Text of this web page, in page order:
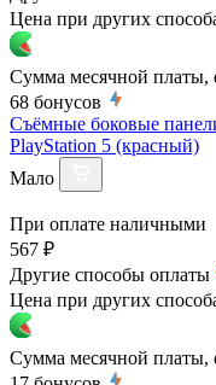
Цена при других
Сумма месячной платы,
68 бонусов
Съёмные боковые
PlayStation 5 (красный)
Мало
При оплате наличными
567 ₽
Другие способы оплаты
Цена при других
Сумма месячной платы,